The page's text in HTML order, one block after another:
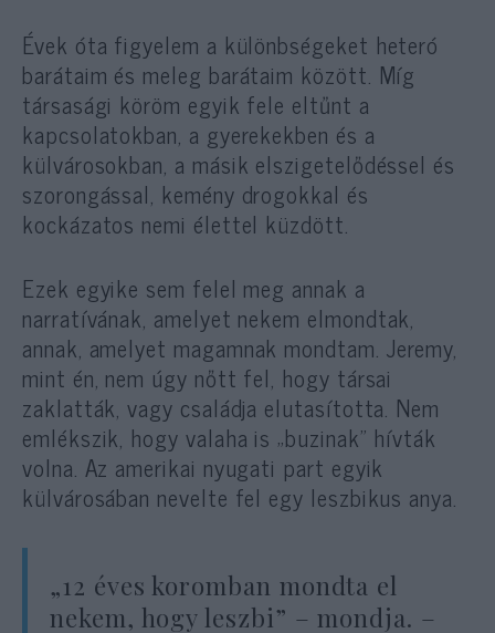
Évek óta figyelem a különbségeket heteró
barátaim és meleg barátaim között. Míg
társasági köröm egyik fele eltűnt a
kapcsolatokban, a gyerekekben és a
külvárosokban, a másik elszigetelődéssel és
szorongással, kemény drogokkal és
kockázatos nemi élettel küzdött.
Ezek egyike sem felel meg annak a
narratívának, amelyet nekem elmondtak,
annak, amelyet magamnak mondtam. Jeremy,
mint én, nem úgy nőtt fel, hogy társai
zaklatták, vagy családja elutasította. Nem
emlékszik, hogy valaha is „buzinak” hívták
volna. Az amerikai nyugati part egyik
külvárosában nevelte fel egy leszbikus anya.
„12 éves koromban mondta el
nekem, hogy leszbi” – mondja. –